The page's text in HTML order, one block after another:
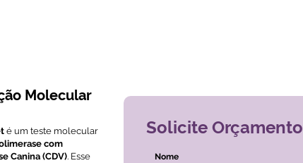
Molecular
é um teste molecular
com
Canina (CDV). Esse
Solicite Orçamento
Nome